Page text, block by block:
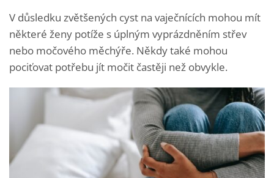
V důsledku zvětšených cyst na vaječnících mohou mít
některé ženy potíže s úplným vyprázdněním střev
nebo močového měchýře. Někdy také mohou
pociťovat potřebu jít močit častěji než obvykle.